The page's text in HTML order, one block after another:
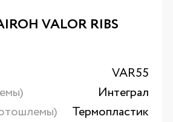
VALOR RIBS
VAR55
Интеграл
Термопластик